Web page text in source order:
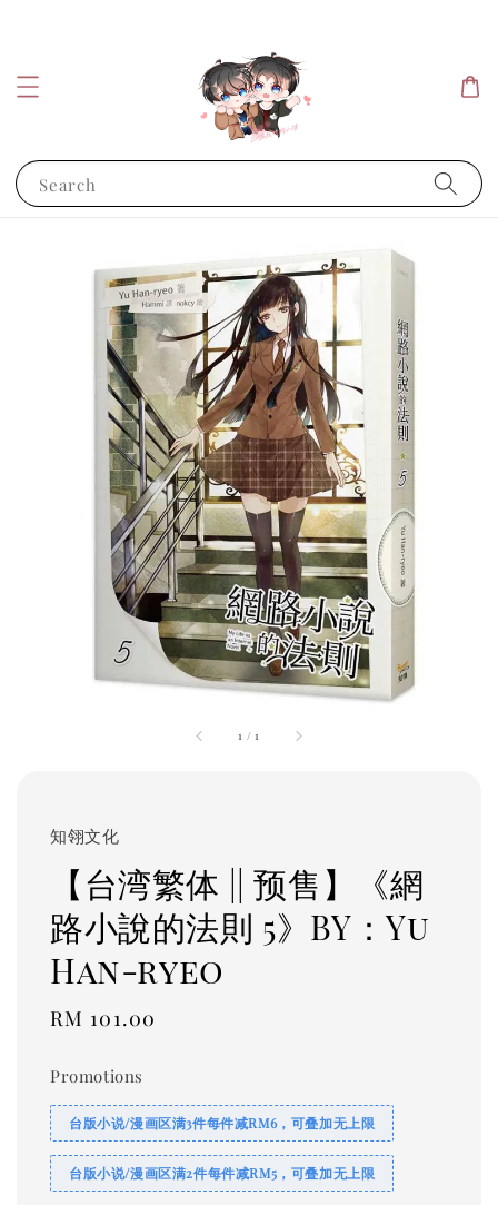
Search
1 /1
知翎文化
【台湾繁体 || 预售】《網
路小說的法則 5》BY：Yu
Han-ryeo
Regular
RM 101.00
Promotions
台版小说/漫画区满3件每件减RM6，可叠加无上限
台版小说/漫画区满2件每件减RM5，可叠加无上限